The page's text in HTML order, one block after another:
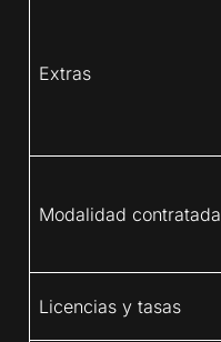
Extras
Modalidad contratada
Licencias y tasas